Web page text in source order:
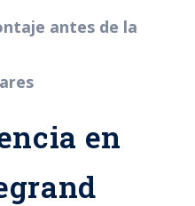
antes de la
en